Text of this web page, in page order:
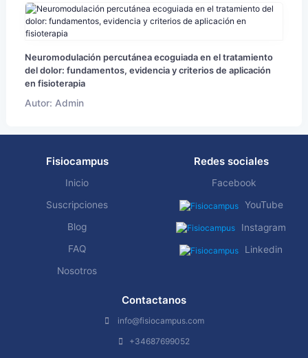
Neuromodulación percutánea ecoguiada en el tratamiento
del dolor: fundamentos, evidencia y criterios de aplicación
en fisioterapia
Autor: Admin
Fisiocampus
Inicio
Suscripciones
Blog
FAQ
Nosotros
Redes sociales
Facebook
YouTube
Instagram
Linkedin
Contactanos
info@fisiocampus.com
+34687699052